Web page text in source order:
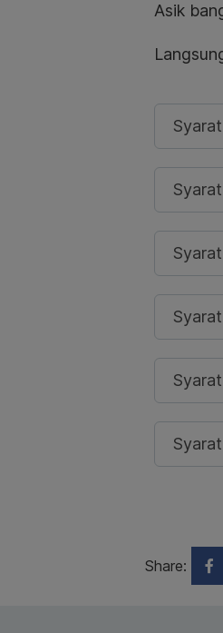
Asik
Share: